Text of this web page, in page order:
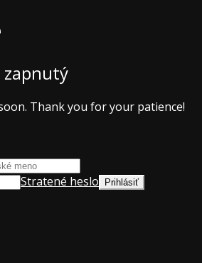
zapnutý
Thank you for your patience!
Stratené heslo